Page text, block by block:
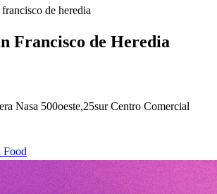
de heredia
Francisco de Heredia
Nasa 500oeste,25sur Centro Comercial
Food